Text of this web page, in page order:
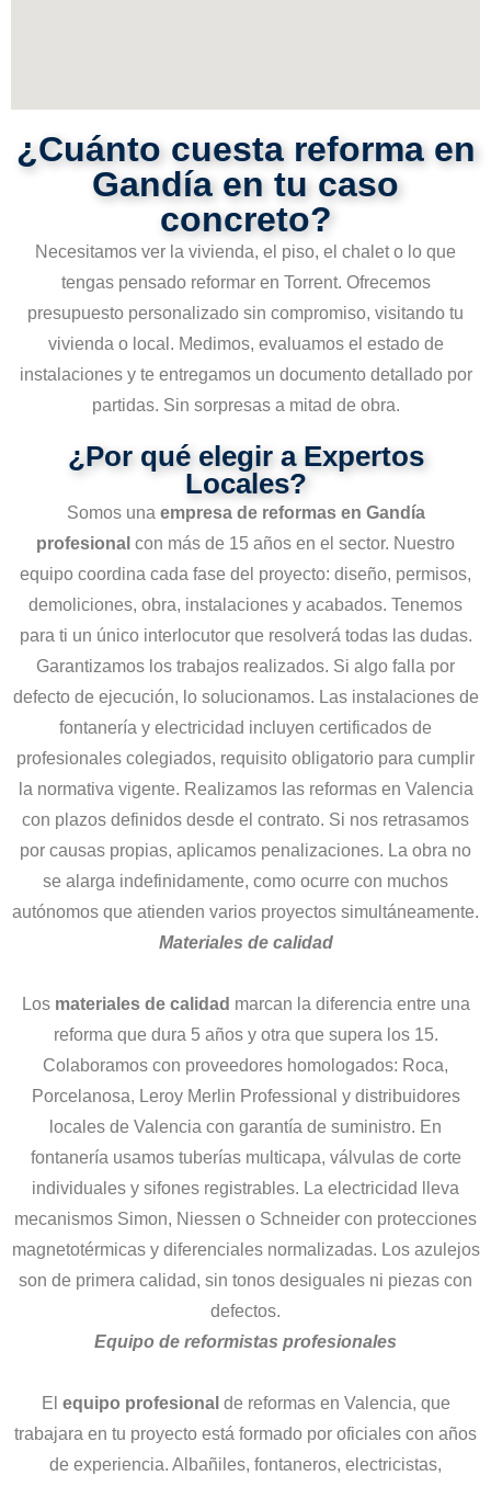
¿Cuánto cuesta reforma en
Gandía en tu caso
concreto?
Necesitamos ver la vivienda, el piso, el chalet o lo que
tengas pensado reformar en Torrent. Ofrecemos
presupuesto personalizado sin compromiso, visitando tu
vivienda o local. Medimos, evaluamos el estado de
instalaciones y te entregamos un documento detallado por
partidas. Sin sorpresas a mitad de obra.
¿Por qué elegir a Expertos
Locales?
Somos una empresa de reformas en Gandía
profesional con más de 15 años en el sector. Nuestro
equipo coordina cada fase del proyecto: diseño, permisos,
demoliciones, obra, instalaciones y acabados. Tenemos
para ti un único interlocutor que resolverá todas las dudas.
Garantizamos los trabajos realizados. Si algo falla por
defecto de ejecución, lo solucionamos. Las instalaciones de
fontanería y electricidad incluyen certificados de
profesionales colegiados, requisito obligatorio para cumplir
la normativa vigente. Realizamos las reformas en Valencia
con plazos definidos desde el contrato. Si nos retrasamos
por causas propias, aplicamos penalizaciones. La obra no
se alarga indefinidamente, como ocurre con muchos
autónomos que atienden varios proyectos simultáneamente.
Materiales de calidad
Los materiales de calidad marcan la diferencia entre una
reforma que dura 5 años y otra que supera los 15.
Colaboramos con proveedores homologados: Roca,
Porcelanosa, Leroy Merlin Professional y distribuidores
locales de Valencia con garantía de suministro. En
fontanería usamos tuberías multicapa, válvulas de corte
individuales y sifones registrables. La electricidad lleva
mecanismos Simon, Niessen o Schneider con protecciones
magnetotérmicas y diferenciales normalizadas. Los azulejos
son de primera calidad, sin tonos desiguales ni piezas con
defectos.
Equipo de reformistas profesionales
El equipo profesional de reformas en Valencia, que
trabajara en tu proyecto está formado por oficiales con años
de experiencia. Albañiles, fontaneros, electricistas,